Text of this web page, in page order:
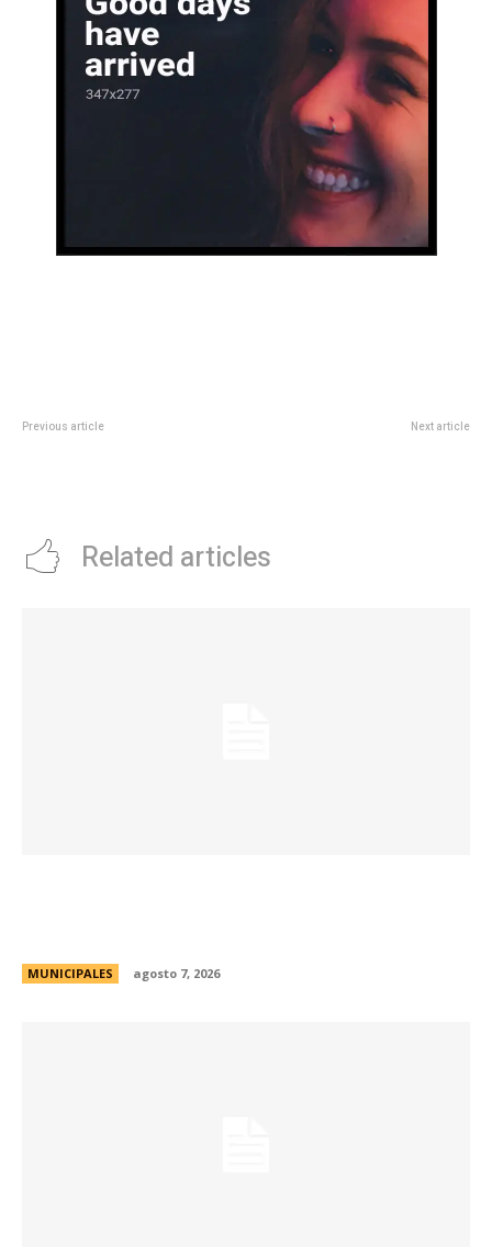
Previous article Next article
Related articles
MUNICIPALES agosto 7, 2026